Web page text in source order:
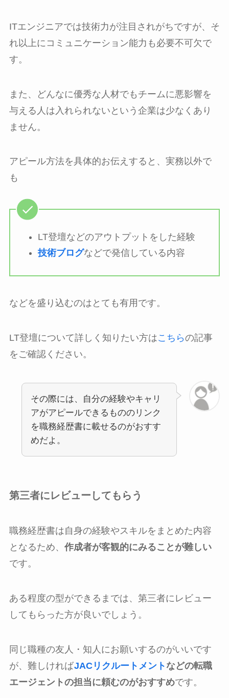
ITエンジニアでは技術力が注目されがちですが、そ
れ以上にコミュニケーション能力も必要不可欠で
す。
また、どんなに優秀な人材でもチームに悪影響を
与える人は入れられないという企業は少なくあり
ません。
アピール方法を具体的お伝えすると、実務以外で
も
LT登壇などのアウトプットをした経験
技術ブログなどで発信している内容
などを盛り込むのはとても有用です。
LT登壇について詳しく知りたい方はこちらの記事
をご確認ください。
その際には、自分の経験やキャリ
アがアピールできるもののリンク
を職務経歴書に載せるのがおすす
めだよ。
第三者にレビューしてもらう
職務経歴書は自身の経験やスキルをまとめた内容
となるため、 作成者が客観的にみることが難しい
です。
ある程度の型ができるまでは、第三者にレビュー
してもらった方が良いでしょう。
同じ職種の友人・知人にお願いするのがいいです
が、難しければJACリクルートメントなどの転職
エージェントの担当に頼むのがおすすめです。